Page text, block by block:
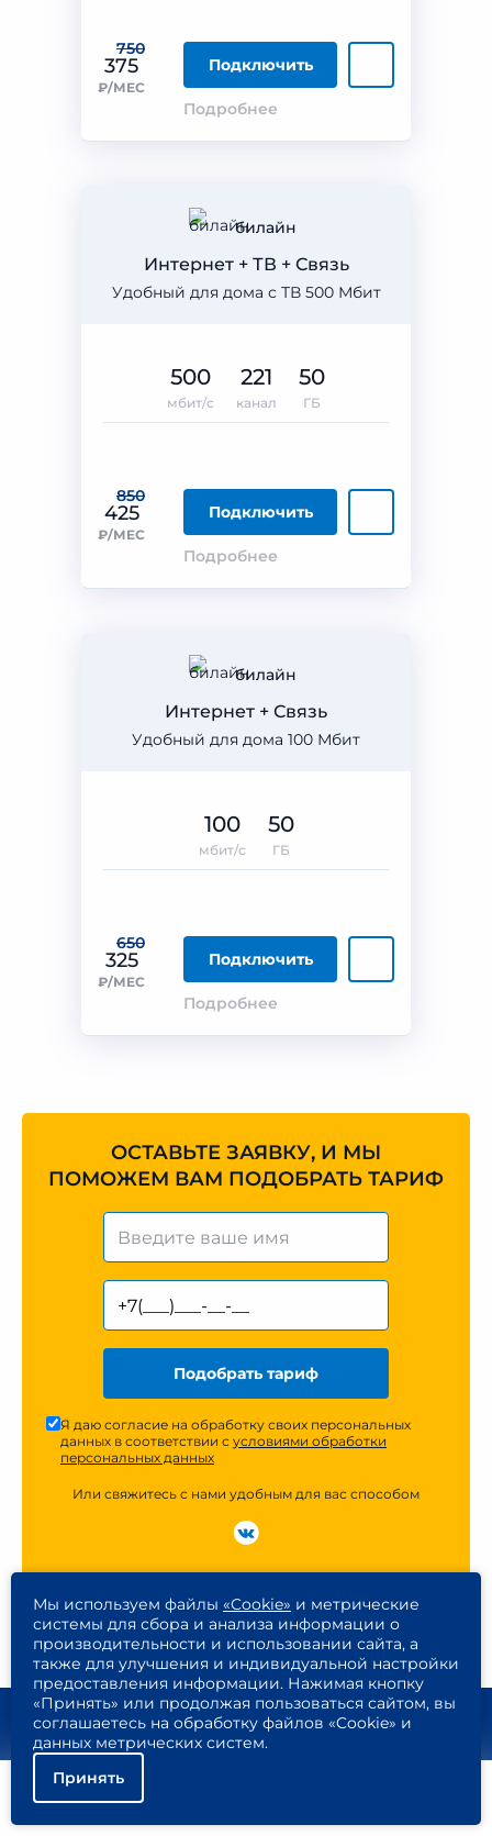
750
375
₽/МЕС
Подключить
Подробнее
билайн
Удобный для дома с ТВ 500 Мбит
Интернет + ТВ + Связь
850
425
₽/МЕС
Подключить
Подробнее
500
мбит/с
221
канал
50
ГБ
билайн
Удобный для дома 100 Мбит
Интернет + Связь
650
325
₽/МЕС
Подключить
Подробнее
100
мбит/с
50
ГБ
ОСТАВЬТЕ ЗАЯВКУ, И МЫ
ПОМОЖЕМ ВАМ ПОДОБРАТЬ ТАРИФ
Подобрать тариф
Я даю согласие на обработку своих персональных
данных в соответствии с условиями обработки
персональных данных
Или свяжитесь с нами удобным для вас способом
Мы используем файлы «Cookie» и метрические
системы для сбора и анализа информации о
производительности и использовании сайта, а
также для улучшения и индивидуальной настройки
предоставления информации. Нажимая кнопку
«Принять» или продолжая пользоваться сайтом, вы
соглашаетесь на обработку файлов «Cookie» и
данных метрических систем.
Принять